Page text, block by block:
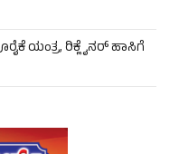
ಯಂತ್ರ, ರಿಕ್ಲೈನರ್ ಹಾಸಿಗೆ